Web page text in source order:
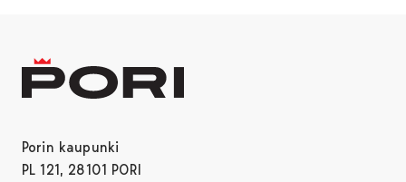
Porin kaupunki
PL 121, 28101 PORI